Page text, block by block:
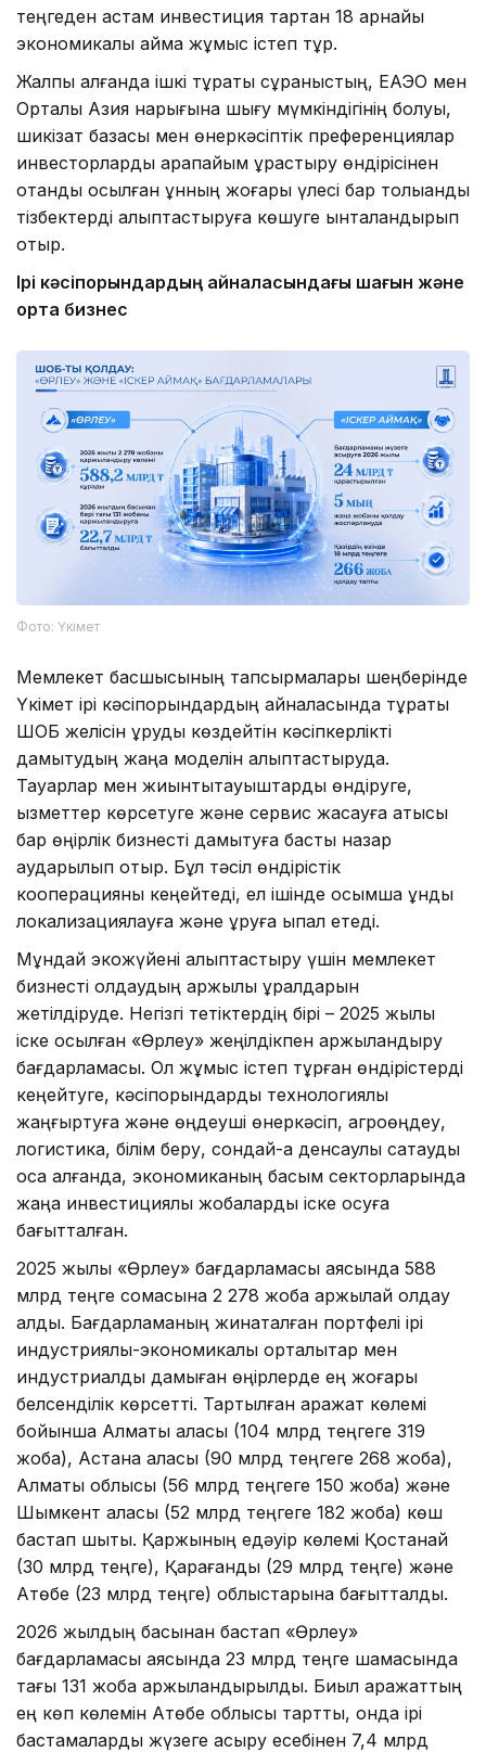
теңгеден астам инвестиция тартқан 18 арнайы
экономикалық аймақ жұмыс істеп тұр.
Жалпы алғанда ішкі тұрақты сұраныстың, ЕАЭО мен
Орталық Азия нарығына шығу мүмкіндігінің болуы,
шикізат базасы мен өнеркәсіптік преференциялар
инвесторларды қарапайым құрастыру өндірісінен
отандық қосылған құнның жоғары үлесі бар толыққанды
тізбектерді қалыптастыруға көшуге ынталандырып
отыр.
Ірі кәсіпорындардың айналасындағы шағын және
орта бизнес
Фото: Үкімет
Мемлекет басшысының тапсырмалары шеңберінде
Үкімет ірі кәсіпорындардың айналасында тұрақты
ШОБ желісін құруды көздейтін кәсіпкерлікті
дамытудың жаңа моделін қалыптастыруда.
Тауарлар мен жиынтықтауыштарды өндіруге,
қызметтер көрсетуге және сервис жасауға қатысы
бар өңірлік бизнесті дамытуға басты назар
аударылып отыр. Бұл тәсіл өндірістік
кооперацияны кеңейтеді, ел ішінде қосымша құнды
локализациялауға және құруға ықпал етеді.
Мұндай экожүйені қалыптастыру үшін мемлекет
бизнесті қолдаудың қаржылық құралдарын
жетілдіруде. Негізгі тетіктердің бірі – 2025 жылы
іске қосылған «Өрлеу» жеңілдікпен қаржыландыру
бағдарламасы. Ол жұмыс істеп тұрған өндірістерді
кеңейтуге, кәсіпорындарды технологиялық
жаңғыртуға және өңдеуші өнеркәсіп, агроөңдеу,
логистика, білім беру, сондай-ақ денсаулық сақтауды
қоса алғанда, экономиканың басым секторларында
жаңа инвестициялық жобаларды іске қосуға
бағытталған.
2025 жылы «Өрлеу» бағдарламасы аясында 588
млрд теңге сомасына 2 278 жоба қаржылай қолдау
алды. Бағдарламаның жинақталған портфелі ірі
индустриялық-экономикалық орталықтар мен
индустриалды дамыған өңірлерде ең жоғары
белсенділік көрсетті. Тартылған қаражат көлемі
бойынша Алматы қаласы (104 млрд теңгеге 319
жоба), Астана қаласы (90 млрд теңгеге 268 жоба),
Алматы облысы (56 млрд теңгеге 150 жоба) және
Шымкент қаласы (52 млрд теңгеге 182 жоба) көш
бастап шықты. Қаржының едәуір көлемі Қостанай
(30 млрд теңге), Қарағанды (29 млрд теңге) және
Ақтөбе (23 млрд теңге) облыстарына бағытталды.
2026 жылдың басынан бастап «Өрлеу»
бағдарламасы аясында 23 млрд теңге шамасында
тағы 131 жоба қаржыландырылды. Биыл қаражаттың
ең көп көлемін Ақтөбе облысы тартты, онда ірі
бастамаларды жүзеге асыру есебінен 7,4 млрд